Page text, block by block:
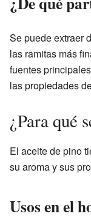
Se puede extraer
las ramitas más
fuentes
las propiedades
¿Para qué
El aceite de pino
su aroma y sus
Usos en el